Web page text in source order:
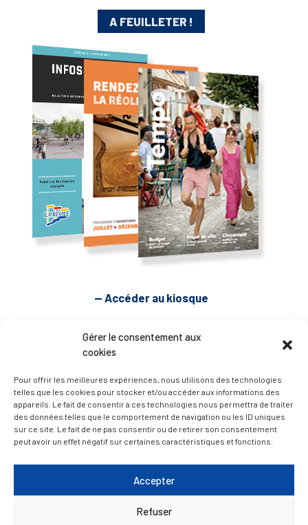
Gérer le consentement aux
cookies
Pour offrir les meilleures expériences, nous utilisons des technologies
telles que les cookies pour stocker et/ou accéder aux informations des
appareils. Le fait de consentir à ces technologies nous permettra de traiter
des données telles que le comportement de navigation ou les ID uniques
sur ce site. Le fait de ne pas consentir ou de retirer son consentement
peut avoir un effet négatif sur certaines caractéristiques et fonctions.
Accepter
Refuser
A FEUILLETER !
— Accéder au kiosque
D’ART ET D’HISTOIRE
— Découvrir et visiter